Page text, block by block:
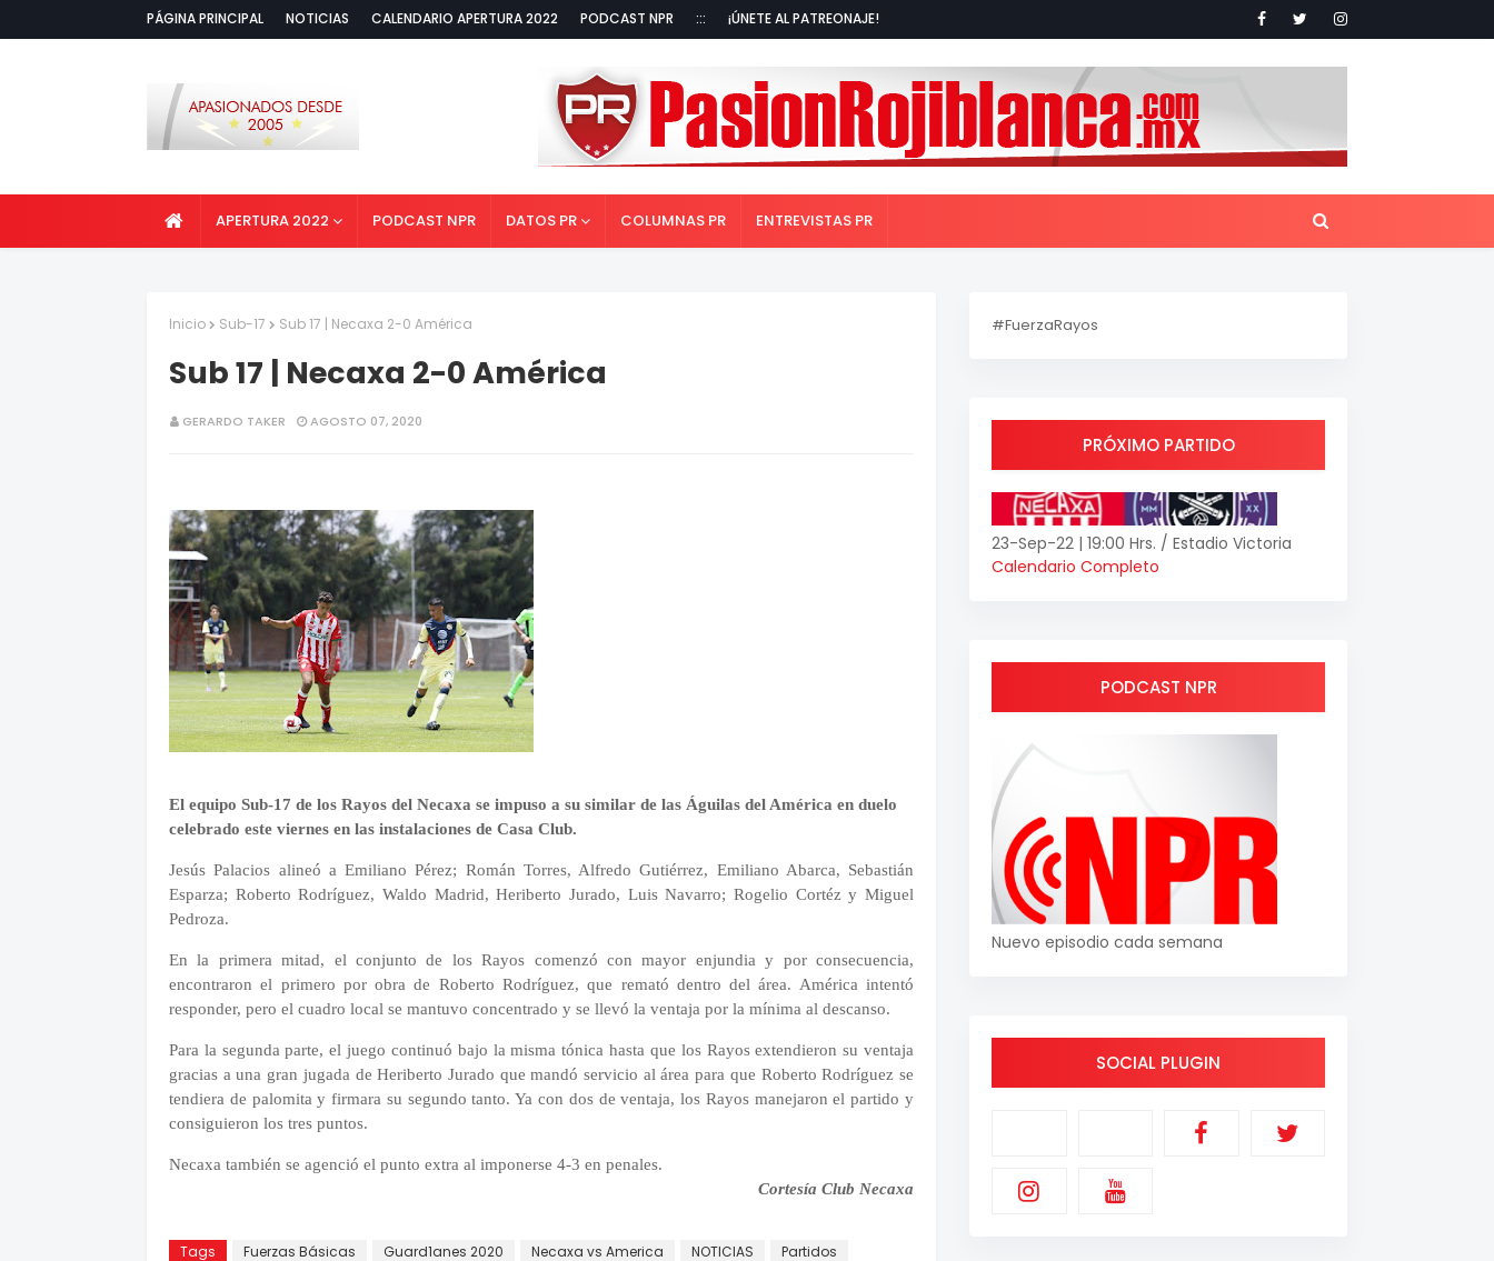
PÁGINA PRINCIPAL NOTICIAS CALENDARIO APERTURA 2022 PODCAST NPR ::: ¡ÚNETE AL PATREONAJE!
APERTURA 2022 PODCAST NPR DATOS PR COLUMNAS PR ENTREVISTAS PR
Inicio Sub-17 Sub 17 | Necaxa 2-0 América
Sub 17 | Necaxa 2-0 América
GERARDO TAKER AGOSTO 07, 2020
El equipo Sub-17 de los Rayos del Necaxa se impuso a su similar de las Águilas del América en duelo
celebrado este viernes en las instalaciones de Casa Club.
Jesús Palacios alineó a Emiliano Pérez; Román Torres, Alfredo Gutiérrez, Emiliano Abarca, Sebastián
Esparza; Roberto Rodríguez, Waldo Madrid, Heriberto Jurado, Luis Navarro; Rogelio Cortéz y Miguel
Pedroza.
En la primera mitad, el conjunto de los Rayos comenzó con mayor enjundia y por consecuencia,
encontraron el primero por obra de Roberto Rodríguez, que remató dentro del área. América intentó
responder, pero el cuadro local se mantuvo concentrado y se llevó la ventaja por la mínima al descanso.
Para la segunda parte, el juego continuó bajo la misma tónica hasta que los Rayos extendieron su ventaja
gracias a una gran jugada de Heriberto Jurado que mandó servicio al área para que Roberto Rodríguez se
tendiera de palomita y firmara su segundo tanto. Ya con dos de ventaja, los Rayos manejaron el partido y
consiguieron los tres puntos.
Necaxa también se agenció el punto extra al imponerse 4-3 en penales.
Cortesía Club Necaxa
Tags Fuerzas Básicas Guard1anes 2020 Necaxa vs America NOTICIAS
Partidos
#FuerzaRayos
PRÓXIMO PARTIDO
23-Sep-22 | 19:00 Hrs. / Estadio Victoria
Calendario Completo
PODCAST NPR
Nuevo episodio cada semana
SOCIAL PLUGIN